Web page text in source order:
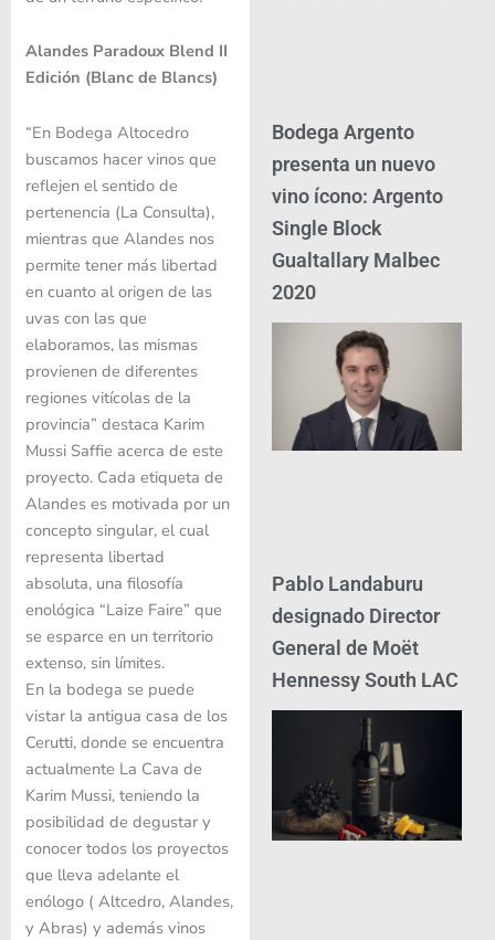
Alandes Paradoux Blend II
Edición (Blanc de Blancs)
“En Bodega Altocedro
buscamos hacer vinos que
reflejen el sentido de
pertenencia (La Consulta),
mientras que Alandes nos
permite tener más libertad
en cuanto al origen de las
uvas con las que
elaboramos, las mismas
provienen de diferentes
regiones vitícolas de la
provincia” destaca Karim
Mussi Saffie acerca de este
proyecto. Cada etiqueta de
Alandes es motivada por un
concepto singular, el cual
representa libertad
absoluta, una filosofía
enológica “Laize Faire” que
se esparce en un territorio
extenso, sin límites.
En la bodega se puede
vistar la antigua casa de los
Cerutti, donde se encuentra
actualmente La Cava de
Karim Mussi, teniendo la
posibilidad de degustar y
conocer todos los proyectos
que lleva adelante el
enólogo ( Altcedro, Alandes,
y Abras) y además vinos
Bodega Argento
presenta un nuevo
vino ícono: Argento
Single Block
Gualtallary Malbec
2020
Pablo Landaburu
designado Director
General de Moët
Hennessy South LAC